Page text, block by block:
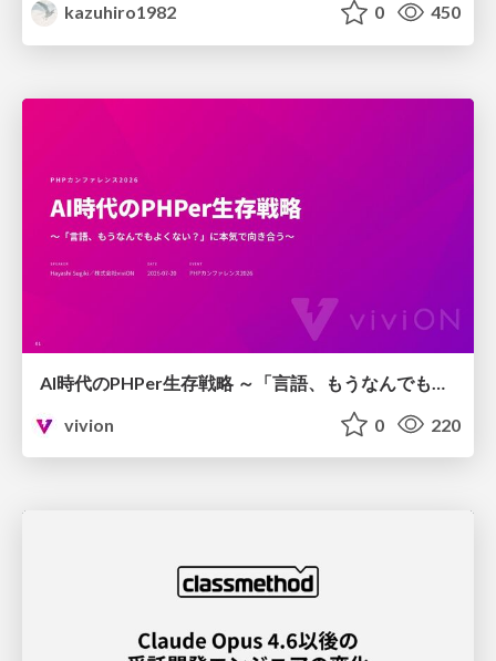
kazuhiro1982
0 450
vivion
0 220